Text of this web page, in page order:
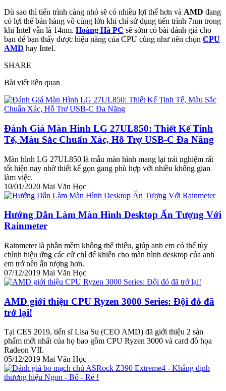
Dù sao thì tiến trình càng nhỏ sẽ có nhiều lợi thế hơn và AMD đang
có lợi thế bán hàng vô cùng lớn khi chỉ sử dụng tiến trình 7nm trong
khi Intel vẫn là 14nm. Hoàng Hà PC sẽ sớm có bài đánh giá cho
bạn để bạn thấy được hiệu năng của CPU cũng như nên chọn CPU
AMD hay Intel.
SHARE
Bài viết liên quan
Đánh Giá Màn Hình LG 27UL850: Thiết Kế Tinh
Tế, Màu Sắc Chuẩn Xác, Hỗ Trợ USB-C Đa Năng
Màn hình LG 27UL850 là mẫu màn hình mang lại trải nghiệm rất
tốt hiện nay nhờ thiết kế gọn gang phù hợp với nhiều không gian
làm việc.
10/01/2020 Mai Văn Học
Hướng Dẫn Làm Màn Hình Desktop Ấn Tượng Với
Rainmeter
Rainmeter là phần mềm không thể thiếu, giúp anh em có thể tùy
chỉnh hiệu ứng các cử chỉ để khiến cho màn hình desktop của anh
em trở nên ấn tượng hơn.
07/12/2019 Mai Văn Học
AMD giới thiệu CPU Ryzen 3000 Series: Đội đỏ đã
trở lại!
Tại CES 2019, tiến sĩ Lisa Su (CEO AMD) đã giới thiệu 2 sản
phẩm mới nhất của họ bao gồm CPU Ryzen 3000 và card đồ họa
Radeon VII.
05/12/2019 Mai Văn Học